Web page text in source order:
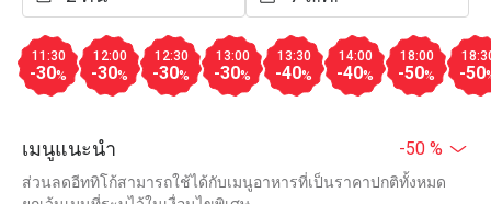
11:30
-30%
12:00
-30%
12:30
-30%
13:00
-30%
13:30
-40%
14:00
-40%
18:00
-50% -50
เมนูแนะนำ -50 %
ส่วนลดอีททิโก้สามารถใช้ได้กับเมนูอาหารที่เป็นราคาปกติทั้งหมด